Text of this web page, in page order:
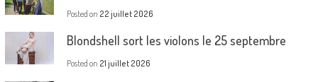
Posted on 22 juillet 2026
Blondshell sort les violons le 25 septembre
Posted on 21 juillet 2026